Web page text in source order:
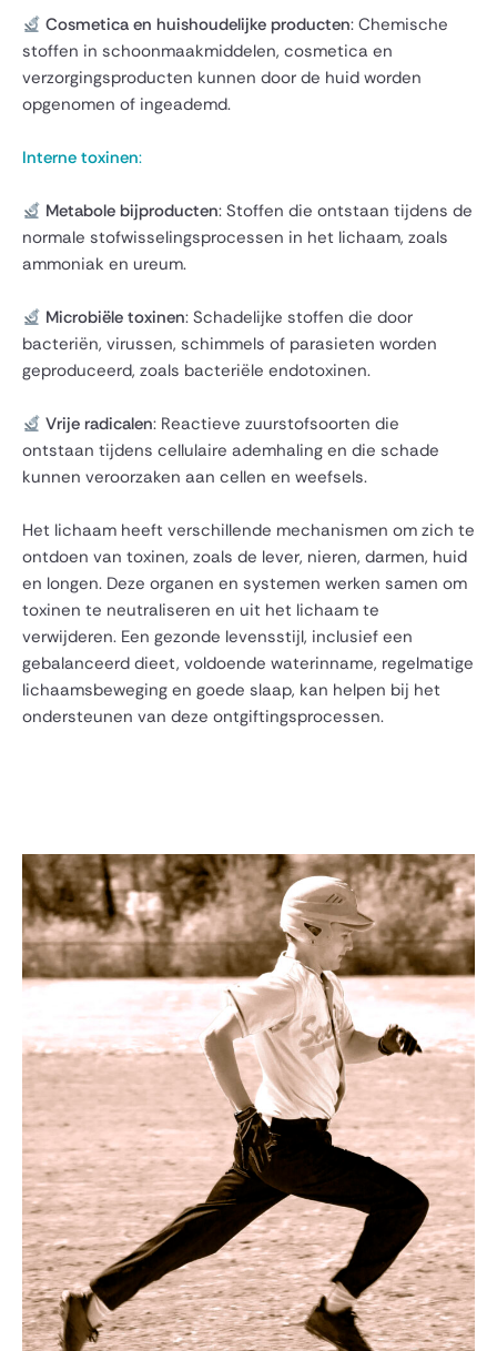
Cosmetica en huishoudelijke producten: Chemische
stoffen in schoonmaakmiddelen, cosmetica en
verzorgingsproducten kunnen door de huid worden
opgenomen of ingeademd.
Interne toxinen:
Metabole bijproducten: Stoffen die ontstaan tijdens de
normale stofwisselingsprocessen in het lichaam, zoals
ammoniak en ureum.
Microbiële toxinen: Schadelijke stoffen die door
bacteriën, virussen, schimmels of parasieten worden
geproduceerd, zoals bacteriële endotoxinen.
Vrije radicalen: Reactieve zuurstofsoorten die
ontstaan tijdens cellulaire ademhaling en die schade
kunnen veroorzaken aan cellen en weefsels.
Het lichaam heeft verschillende mechanismen om zich te
ontdoen van toxinen, zoals de lever, nieren, darmen, huid
en longen. Deze organen en systemen werken samen om
toxinen te neutraliseren en uit het lichaam te
verwijderen. Een gezonde levensstijl, inclusief een
gebalanceerd dieet, voldoende waterinname, regelmatige
lichaamsbeweging en goede slaap, kan helpen bij het
ondersteunen van deze ontgiftingsprocessen.